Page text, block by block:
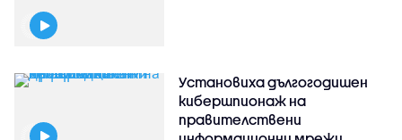
Установиха дългогодишен
кибершпионаж на
правителствени